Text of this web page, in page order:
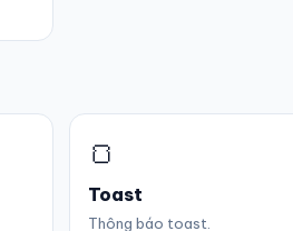
🍞
Toast
Thông báo toast.